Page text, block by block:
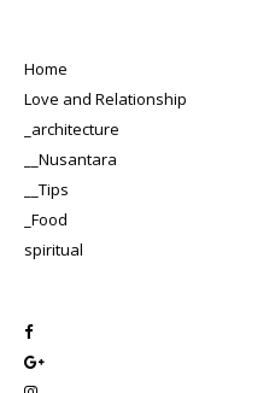
Home
Love and Relationship
_architecture
__Nusantara
__Tips
_Food
spiritual